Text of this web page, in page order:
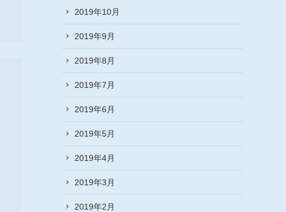
2019年10月
2019年9月
2019年8月
2019年7月
2019年6月
2019年5月
2019年4月
2019年3月
2019年2月